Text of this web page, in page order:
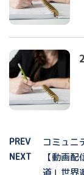
PREV コミュニ
NEXT
【動画
道」世界